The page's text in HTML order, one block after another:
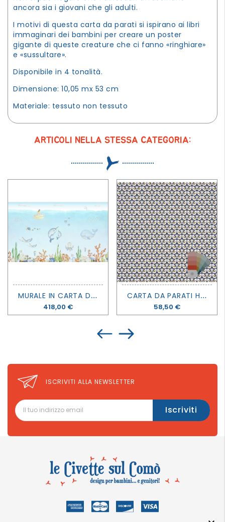
ancora sia i giovani che gli adulti.
I motivi di questa carta da parati si ispirano ai libri
immaginari dei bambini per creare un poster
gigante di queste creature che ci fanno «ringhiare»
e «sussultare».
Disponibile in 4 tonalità.
Dimensione: 10,05 mx 53 cm
Materiale: tessuto non tessuto
ARTICOLI NELLA STESSA CATEGORIA:
M
URALE IN CARTA DA PARATI OLIVER ROBINS - OCEAN JOY - SIR EDWARD
Prezzo
418,00 €
C
ARTA DA PARATI HYGGE - FREEDOM - CASELIO
Prezzo
58,50 €
ISCRIVITI ALLA NEWSLETTER